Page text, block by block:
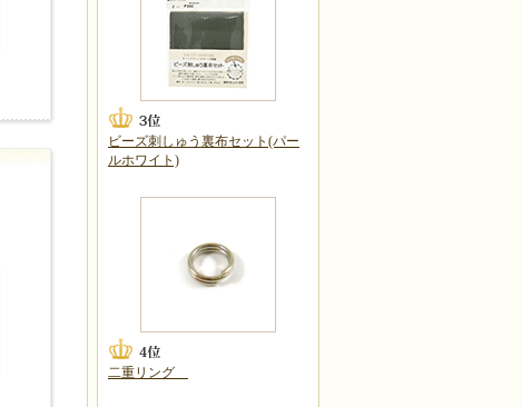
ビーズ刺しゅう裏布セット(パー
ルホワイト)
二重リング